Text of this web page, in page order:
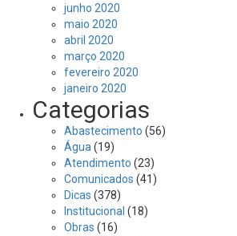
junho 2020
maio 2020
abril 2020
março 2020
fevereiro 2020
janeiro 2020
Categorias
Abastecimento (56)
Água (19)
Atendimento (23)
Comunicados (41)
Dicas (378)
Institucional (18)
Obras (16)